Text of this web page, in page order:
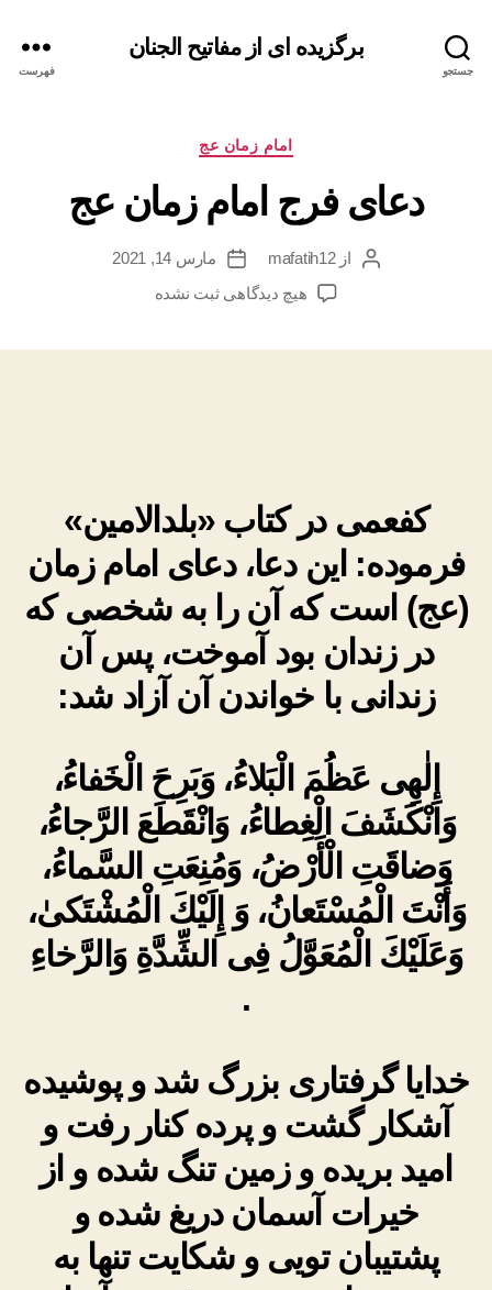
جستجو
برگزیده ای از مفاتیح الجنان
فهرست
دسته‌ها
امام زمان عج
دعای فرج امام زمان عج
نویسنده
نوشته
ازmafatih12
تاریخمارس 14, 2021
هیچ دیدگاهیبرای
ثبت نشده
کفعمی در کتاب «بلدالامین»
فرموده: این دعا، دعای امام زمان
(عج) است که آن را به شخصی که
در زندان بود آموخت، پس آن
زندانی با خواندن آن آزاد شد:
إِلٰهِى عَظُمَ الْبَلاءُ، وَبَرِحَ الْخَفاءُ،
وَانْكَشَفَ الْغِطاءُ، وَانْقَطَعَ الرَّجاءُ،
وَضاقَتِ الْأَرْضُ، وَمُنِعَتِ السَّماءُ،
وَأَنْتَ الْمُسْتَعانُ، وَ إِلَيْكَ الْمُشْتَكىٰ،
وَعَلَيْكَ الْمُعَوَّلُ فِى الشِّدَّةِ وَالرَّخاءِ
.
خدایا گرفتاری بزرگ شد و پوشیده
آشکار گشت و پرده کنار رفت و
امید بریده و زمین تنگ شده و از
خیرات آسمان دریغ شده و
پشتیبان تویی و شکایت تنها به